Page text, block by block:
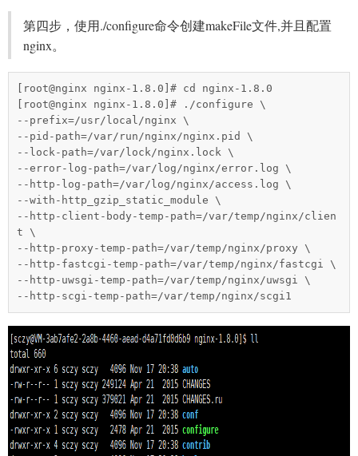
第四步，使用./configure命令创建makeFile文件,并且配置
nginx。
[root@nginx nginx-1.8.0]# cd nginx-1.8.0
[root@nginx nginx-1.8.0]# ./configure \
--prefix=/usr/local/nginx \
--pid-path=/var/run/nginx/nginx.pid \
--lock-path=/var/lock/nginx.lock \
--error-log-path=/var/log/nginx/error.log \
--http-log-path=/var/log/nginx/access.log \
--with-http_gzip_static_module \
--http-client-body-temp-path=/var/temp/nginx/clien
t \
--http-proxy-temp-path=/var/temp/nginx/proxy \
--http-fastcgi-temp-path=/var/temp/nginx/fastcgi \
--http-uwsgi-temp-path=/var/temp/nginx/uwsgi \
--http-scgi-temp-path=/var/temp/nginx/scgi1